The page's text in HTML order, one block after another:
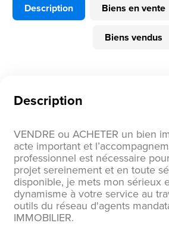
Description Biens en vente
Biens vendus
Description
VENDRE ou ACHETER un bien
acte important et
professionnel est nécessaire
projet sereinement et en toute
disponible, je mets mon sérieux
dynamisme à votre service au
outils du réseau d'agents
IMMOBILIER.